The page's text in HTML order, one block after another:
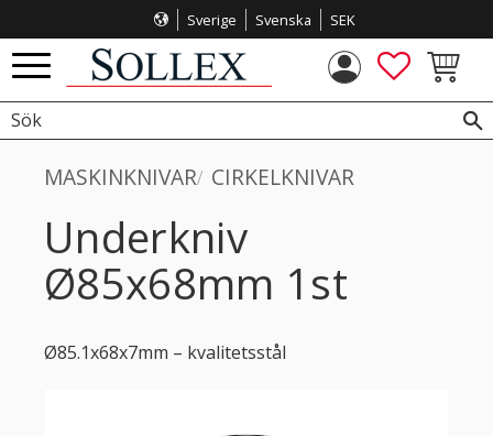
Meny
Sverige Svenska SEK
FAVORITER
MASKINKNIVAR CIRKELKNIVAR
Underkniv
Ø85x68mm 1st
Ø85.1x68x7mm – kvalitetsstål